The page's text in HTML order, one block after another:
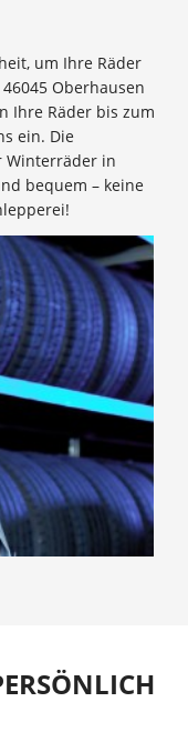
um Ihre Räder
46045 Oberhausen
Ihre Räder bis zum
ein. Die
Winterräder in
bequem – keine